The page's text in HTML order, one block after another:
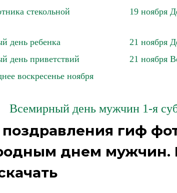
стекольной
19 ноября
день ребенка
21 ноября
день приветствий
21 ноября
воскресенье ноября
Всемирный день мужчин 1-я
гиф
днем мужчин.